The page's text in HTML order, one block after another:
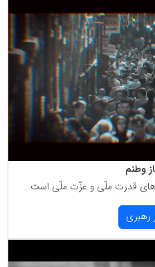
وطنم
قدرت ملّی و عزّت ملّی است
رهبری